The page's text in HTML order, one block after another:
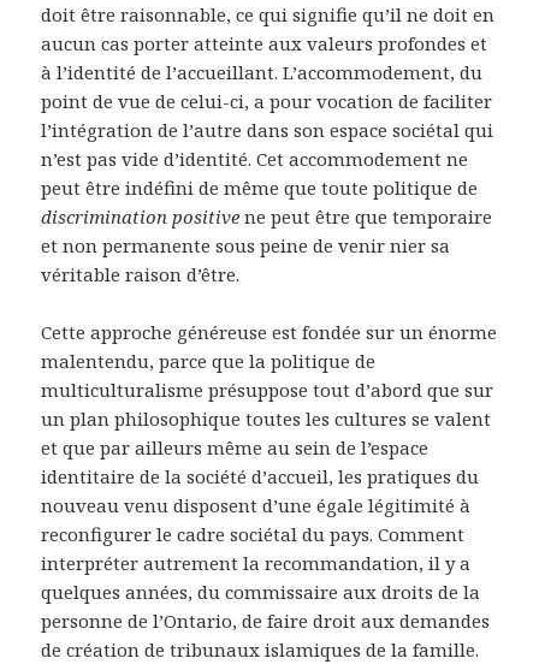
doit être raisonnable, ce qui signifie qu’il ne doit en
aucun cas porter atteinte aux valeurs profondes et
à l’identité de l’accueillant. L’accommodement, du
point de vue de celui-ci, a pour vocation de faciliter
l’intégration de l’autre dans son espace sociétal qui
n’est pas vide d’identité. Cet accommodement ne
peut être indéfini de même que toute politique de
discrimination positive ne peut être que temporaire
et non permanente sous peine de venir nier sa
véritable raison d’être.
Cette approche généreuse est fondée sur un énorme
malentendu, parce que la politique de
multiculturalisme présuppose tout d’abord que sur
un plan philosophique toutes les cultures se valent
et que par ailleurs même au sein de l’espace
identitaire de la société d’accueil, les pratiques du
nouveau venu disposent d’une égale légitimité à
reconfigurer le cadre sociétal du pays. Comment
interpréter autrement la recommandation, il y a
quelques années, du commissaire aux droits de la
personne de l’Ontario, de faire droit aux demandes
de création de tribunaux islamiques de la famille.